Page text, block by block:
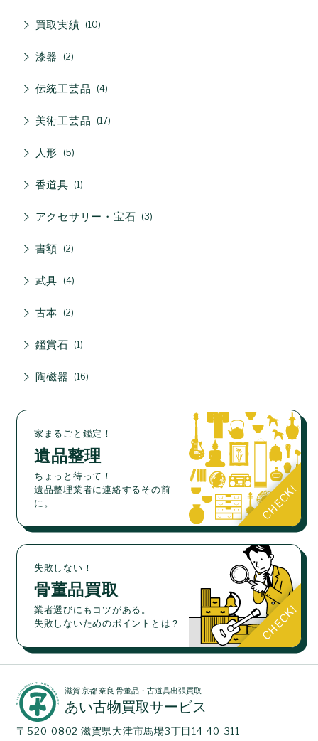
買取実績 10
漆器 2
伝統工芸品 4
美術工芸品 17
人形 5
香道具 1
アクセサリー・宝石 3
書額 2
武具 4
古本 2
鑑賞石 1
陶磁器 16
家まるごと鑑定！
遺品整理
ちょっと待って！
遺品整理業者に連絡するその前
に。
失敗しない！
骨董品買取
業者選びにもコツがある。
失敗しないためのポイントとは？
滋賀 京都 奈良 骨董品・古道具出張買取
あい古物買取サービス
〒520-0802 滋賀県大津市馬場3丁目14-40-311